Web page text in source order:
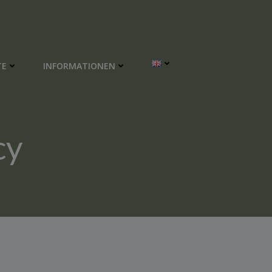
INFORMATIONEN